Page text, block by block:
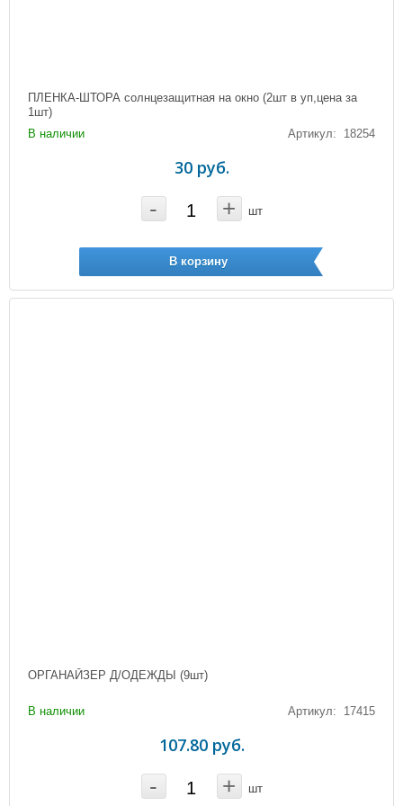
ПЛЕНКА-ШТОРА солнцезащитная на окно (2шт в уп,цена за
1шт)
В наличии
Артикул: 18254
30 руб.
- + шт
В корзину
ОРГАНАЙЗЕР Д/ОДЕЖДЫ (9шт)
В наличии Артикул: 17415
107.80 руб.
- + шт